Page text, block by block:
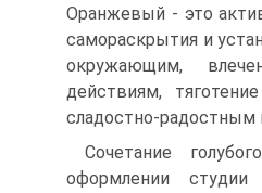
Оранжевый - это
самораскрытия и
окружающим,
действиям,
сладостно-радостным
Сочетание
оформлении